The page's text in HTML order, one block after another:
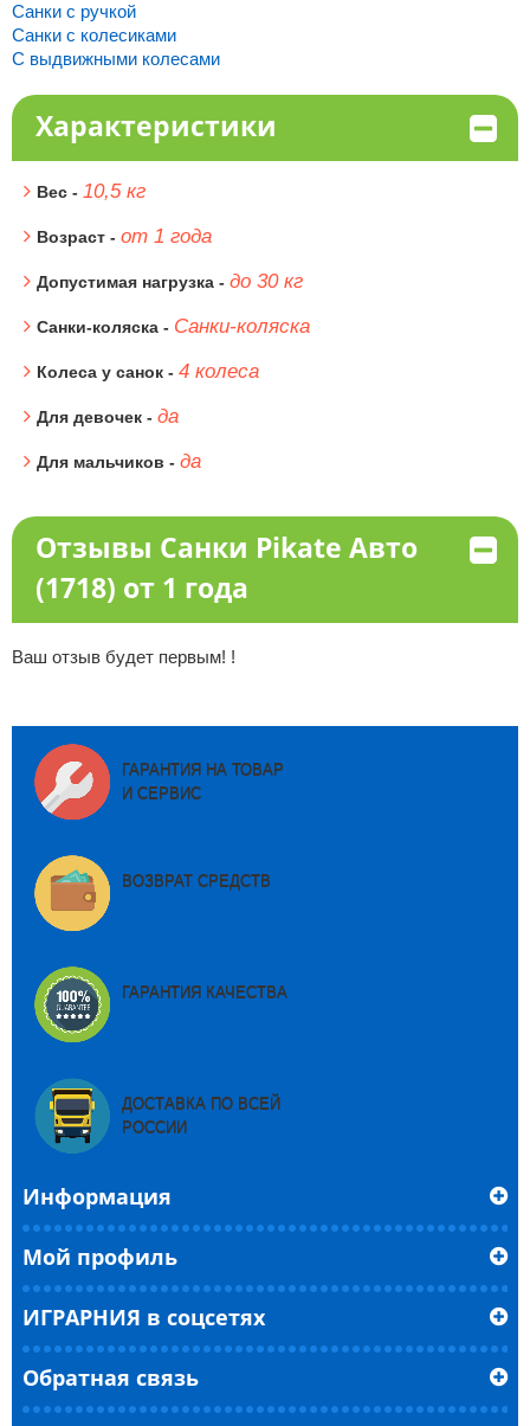
Санки с ручкой
Санки с колесиками
С выдвижными колесами
Характеристики
Вес - 10,5 кг
Возраст - от 1 года
Допустимая нагрузка - до 30 кг
Санки-коляска - Санки-коляска
Колеса у санок - 4 колеса
Для девочек - да
Для мальчиков - да
Отзывы Санки Pikate Авто
(1718) от 1 года
Ваш отзыв будет первым! !
ГАРАНТИЯ НА ТОВАР
И СЕРВИС
ВОЗВРАТ СРЕДСТВ
ГАРАНТИЯ КАЧЕСТВА
ДОСТАВКА ПО ВСЕЙ
РОССИИ
Информация
Мой профиль
ИГРАРНИЯ в соцсетях
Обратная связь